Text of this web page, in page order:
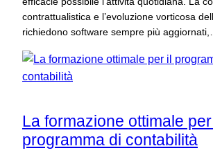
contrattualistica e l’evoluzione vorticosa
richiedono software sempre più aggiornati,…
La formazione ottimale per
programma di contabilità